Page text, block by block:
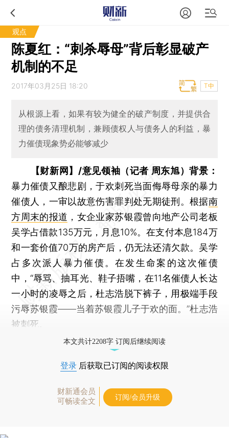
观点
陈夏红：“刺杀辱母”背后彰显破产
机制的不足
2017年03月25日 18:20 T中
从根源上看，如果有较为健全的破产制度，并提供合
理的债务清理机制，兼顾债权人与债务人的利益，暴
力催债现象势必能够减少
【财新网】/意见领袖（记者 周东旭）背景：
暴力催债又酿悲剧，于欢刺死当面侮辱母亲的暴力
催债人，一审以故意伤害罪判处无期徒刑。根据南
方周末的报道 ，女企业家苏银霞曾向地产公司老板
吴学占借款135万元，月息10%。在支付本息184万
和一套价值70万的房产后，仍无法还清欠款。吴学
占多次派人暴力催债。在发生命案的这次催债
中，“辱骂、抽耳光、鞋子捂嘴，在11名催债人长达
一小时的凌辱之后，杜志浩脱下裤子，用极端手段
污辱苏银霞——当着苏银霞儿子于欢的面。”杜志浩
被刺死。
本文共计2208字 订阅后继续阅读
登录 后获取已订阅的阅读权限
财新通会员
可畅读全文
订阅/会员升级